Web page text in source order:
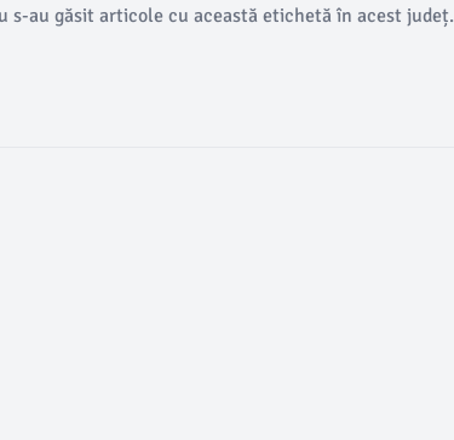
s-au găsit articole cu această etichetă în acest județ.